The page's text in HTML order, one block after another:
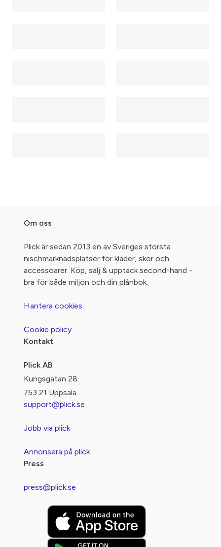
Om oss
Plick är sedan 2013 en av Sveriges största
nischmarknadsplatser för kläder, skor och
accessoarer. Köp, sälj & upptäck second-hand -
bra för både miljön och din plånbok.
Hantera cookies
Cookie policy
Kontakt
Plick AB
Kungsgatan 28
753 21 Uppsala
support@plick.se
Jobb via plick
Annonsera på plick
Press
press@plick.se